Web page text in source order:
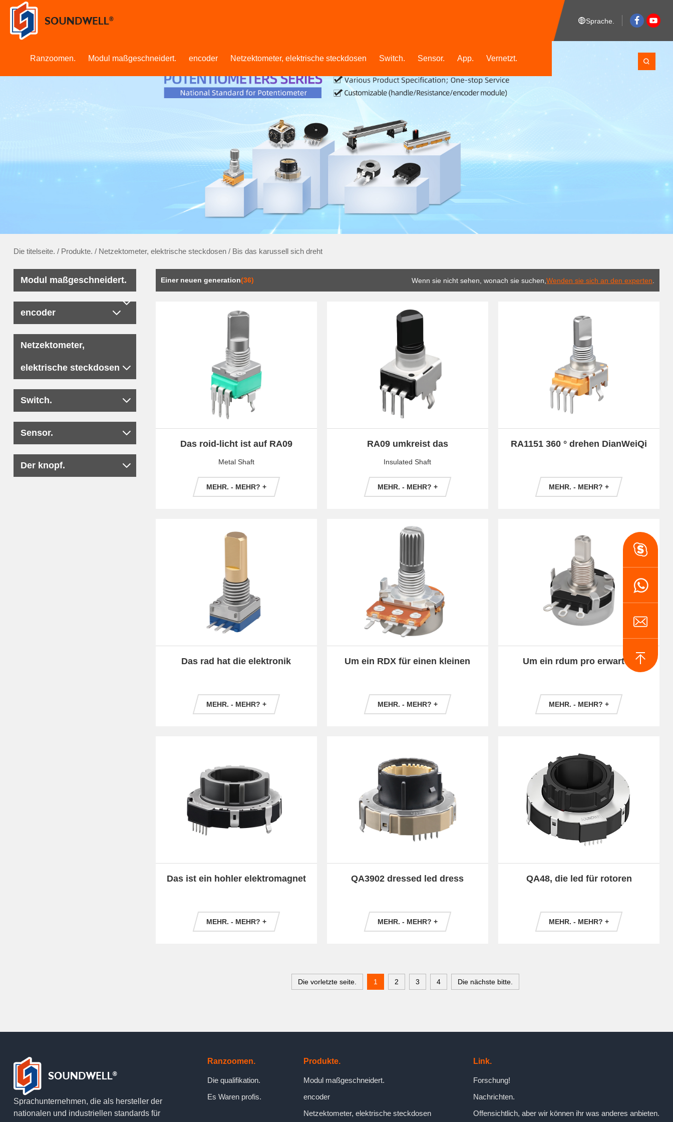
Ranzoomen. Modul maßgeschneidert. encoder Netzektometer, elektrische steckdosen Switch. Sensor. App. Vernetzt.
Sprache.
Die titelseite. / Produkte. / Netzektometer, elektrische steckdosen/ Bis das karussell sich dreht
Modul maßgeschneidert.
encoder
Netzektometer,
elektrische steckdosen
Switch.
Sensor.
Der knopf.
Einer neuen generation(36) Wenn sie nicht sehen, wonach sie suchen,Wenden sie sich an den experten
Das roid-licht ist auf RA09
Metal Shaft
MEHR. - MEHR? +
RA09 umkreist das
Insulated Shaft
MEHR. - MEHR? +
RA1151 360 ° drehen DianWeiQi
MEHR. - MEHR? +
Das rad hat die elektronik
MEHR. - MEHR? +
Um ein RDX für einen kleinen
MEHR. - MEHR? +
Um ein rdum pro erwarten
MEHR. - MEHR? +
Das ist ein hohler elektromagnet
MEHR. - MEHR? +
QA3902 dressed led dress
MEHR. - MEHR? +
QA48, die led für rotoren
MEHR. - MEHR? +
Die vorletzte seite. 1 2 3 4 Die nächste bitte.
Sprachunternehmen, die als hersteller der
nationalen und industriellen standards für
Ranzoomen.
Die qualifikation.
Es Waren profis.
Produkte.
Modul maßgeschneidert.
encoder
Netzektometer, elektrische steckdosen
Link.
Forschung!
Nachrichten.
Offensichtlich, aber wir können ihr was anderes anbieten.